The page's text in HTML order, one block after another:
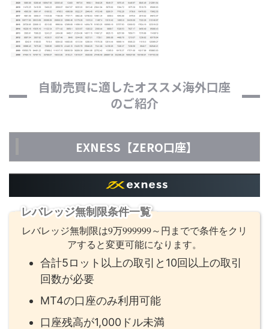
自動売買に適したオススメ海外口座
のご紹介
EXNESS【ZERO口座】
レバレッジ無制限条件一覧
レバレッジ無制限は9万999999～円までで条件をクリ
アすると変更可能になります。
合計5ロット以上の取引と10回以上の取引
回数が必要
MT4の口座のみ利用可能
口座残高が1,000ドル未満